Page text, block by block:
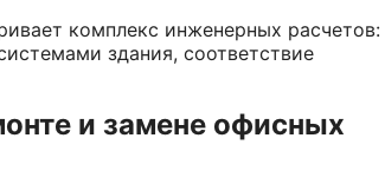
комплекс инженерных расчетов:
здания, соответствие
и замене офисных